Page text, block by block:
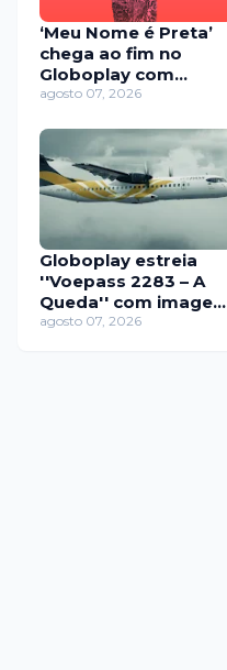
‘Meu Nome é Preta’
chega ao fim no
Globoplay com
episódio especial no
Gil
agosto 07, 2026
Globoplay estreia
''Voepass 2283 – A
Queda'' com imagens
inéditas e
agosto 07, 2026